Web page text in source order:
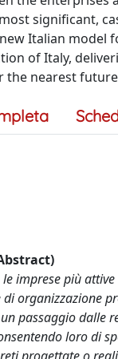
significant,
Italian model
of Italy,
the nearest
imprese più
organizzazione
passaggio dalle
loro di